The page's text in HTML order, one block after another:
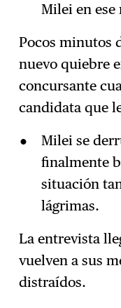
Milei en ese
Pocos minutos
nuevo quiebre
concursante
candidata que
Milei se
finalmente
situación
lágrimas.
La entrevista
vuelven a sus
distraídos.